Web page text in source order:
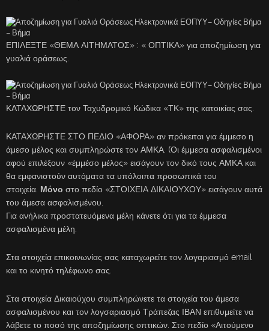
ΕΠΙΛΕΞΤΕ «ΘΕΜΑ ΑΙΤΗΜΑΤΟΣ» : « ΟΠΤΙΚΑ» για αποζημίωση για
γυαλιά οράσεως.
ΚΑΤΑΧΩΡΗΣΤΕ τον Ταχυδρομικό Κώδικα «ΤΚ» της κατοικίας σας.
ΚΑΤΑΧΩΡΗΣΤΕ ΣΤΟ ΠΕΔΙΟ «ΑΦΟΡΑ» αν πρόκειται για έμμεσο η
άμεσο μέλος και συμπληρώστε τον ΑΜΚΑ. (Οι έμμεσα ασφαλισμένοι
αφού επιλέξουν «έμμέσο μέλος» εισάγουν τον δικό τους ΑΜΚΑ και
θα εμφανιστούν αυτόματα τα υπόλοιπα προσωπικά του
στοιχεία. Μόνο στο πεδίο «ΣΤΟΙΧΕΙΑ ΔΙΚΑΙΟΥΧΟΥ» εισάγουν αυτά
του άμεσα ασφαλισμένου.
Για ανήλικα προστατευόμενα μέλη κάνετε ότι για τα έμμεσα
ασφαλισμένα μέλη.
Στα στοιχεία επικοινωνίας σας καταχωρείτε τον λογαριασμό email
και το κινητό τηλέφωνο σας.
Στα στοιχεία Δικαιούχου συμπληρώνετε τα στοιχεία του άμεσα
ασφαλισμένου και τον λογσαριασμό Τράπεζας ΙΒΑΝ επιθυμείτε να
λάβετε το ποσό της αποζημίωσης οπτικών. Στο πεδίο «Αιτούμενο